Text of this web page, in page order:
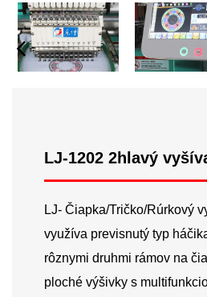
LJ-1202 2hlavý
LJ- Čiapka/Tričko/Rúrkový
využíva previsnutý typ
rôznymi druhmi rámov na
ploché výšivky s